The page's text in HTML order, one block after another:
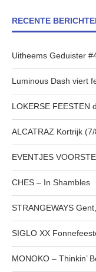
RECENTE
Uitheems Geduister
Luminous Dash viert
LOKERSE FEESTEN
ALCATRAZ Kortrijk
EVENTJES
CHES – In Shambles
STRANGEWAYS
SIGLO XX
MONOKO – Thinkin’